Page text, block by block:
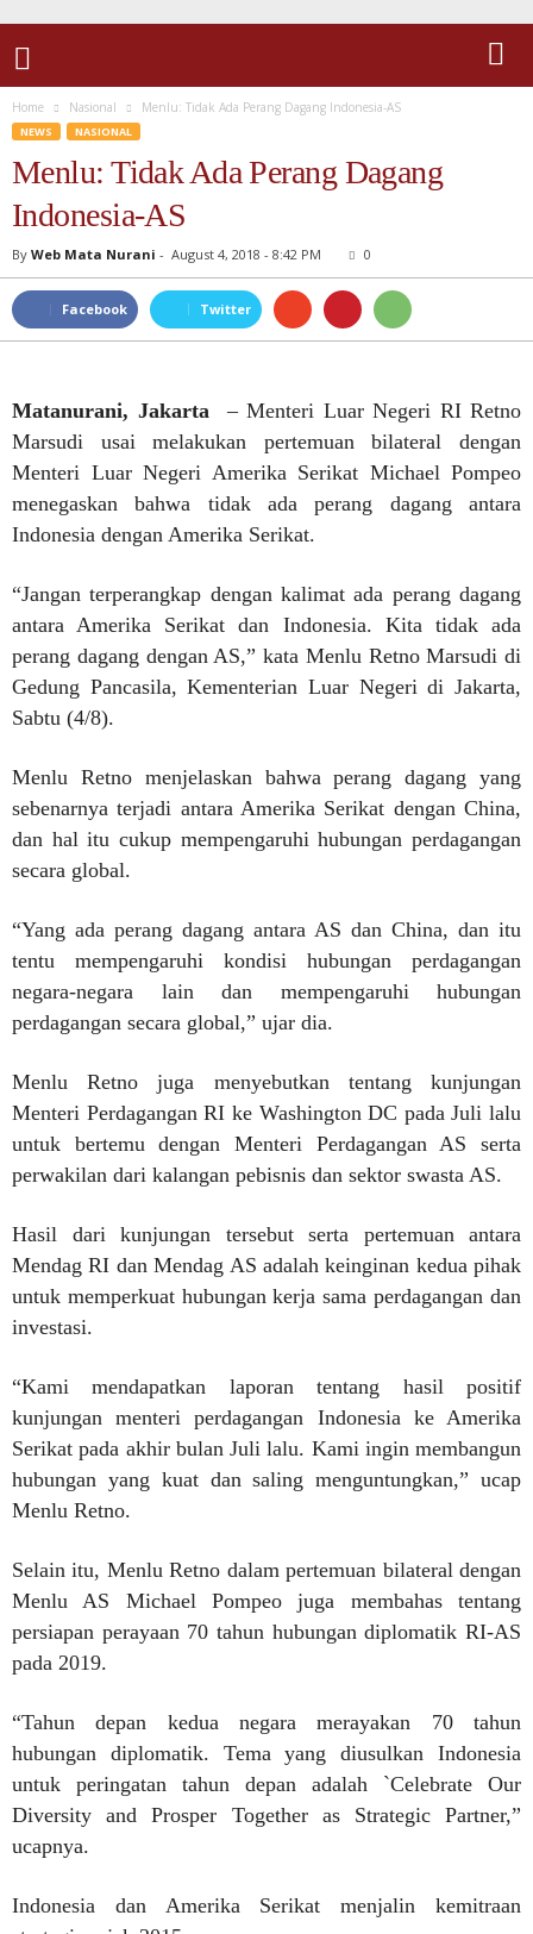
Home Nasional Menlu: Tidak Ada Perang Dagang Indonesia-AS
NEWS NASIONAL
Menlu: Tidak Ada Perang Dagang
Indonesia-AS
By Web Mata Nurani - August 4, 2018 - 8:42 PM 0
Facebook Twitter
Matanurani, Jakarta– Menteri Luar Negeri RI Retno
Marsudi usai melakukan pertemuan bilateral dengan
Menteri Luar Negeri Amerika Serikat Michael Pompeo
menegaskan bahwa tidak ada perang dagang antara
Indonesia dengan Amerika Serikat.
“Jangan terperangkap dengan kalimat ada perang dagang
antara Amerika Serikat dan Indonesia. Kita tidak ada
perang dagang dengan AS,” kata Menlu Retno Marsudi di
Gedung Pancasila, Kementerian Luar Negeri di Jakarta,
Sabtu (4/8).
Menlu Retno menjelaskan bahwa perang dagang yang
sebenarnya terjadi antara Amerika Serikat dengan China,
dan hal itu cukup mempengaruhi hubungan perdagangan
secara global.
“Yang ada perang dagang antara AS dan China, dan itu
tentu mempengaruhi kondisi hubungan perdagangan
negara-negara lain dan mempengaruhi hubungan
perdagangan secara global,” ujar dia.
Menlu Retno juga menyebutkan tentang kunjungan
Menteri Perdagangan RI ke Washington DC pada Juli lalu
untuk bertemu dengan Menteri Perdagangan AS serta
perwakilan dari kalangan pebisnis dan sektor swasta AS.
Hasil dari kunjungan tersebut serta pertemuan antara
Mendag RI dan Mendag AS adalah keinginan kedua pihak
untuk memperkuat hubungan kerja sama perdagangan dan
investasi.
“Kami mendapatkan laporan tentang hasil positif
kunjungan menteri perdagangan Indonesia ke Amerika
Serikat pada akhir bulan Juli lalu. Kami ingin membangun
hubungan yang kuat dan saling menguntungkan,” ucap
Menlu Retno.
Selain itu, Menlu Retno dalam pertemuan bilateral dengan
Menlu AS Michael Pompeo juga membahas tentang
persiapan perayaan 70 tahun hubungan diplomatik RI-AS
pada 2019.
“Tahun depan kedua negara merayakan 70 tahun
hubungan diplomatik. Tema yang diusulkan Indonesia
untuk peringatan tahun depan adalah `Celebrate Our
Diversity and Prosper Together as Strategic Partner,”
ucapnya.
Indonesia dan Amerika Serikat menjalin kemitraan